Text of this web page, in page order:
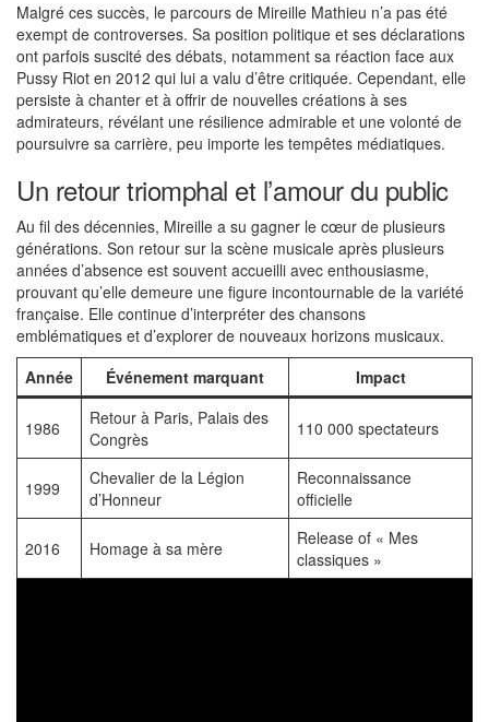
Malgré ces succès, le parcours de Mireille Mathieu n’a pas été
exempt de controverses. Sa position politique et ses déclarations
ont parfois suscité des débats, notamment sa réaction face aux
Pussy Riot en 2012 qui lui a valu d’être critiquée. Cependant, elle
persiste à chanter et à offrir de nouvelles créations à ses
admirateurs, révélant une résilience admirable et une volonté de
poursuivre sa carrière, peu importe les tempêtes médiatiques.
Un retour triomphal et l’amour du public
Au fil des décennies, Mireille a su gagner le cœur de plusieurs
générations. Son retour sur la scène musicale après plusieurs
années d’absence est souvent accueilli avec enthousiasme,
prouvant qu’elle demeure une figure incontournable de la variété
française. Elle continue d’interpréter des chansons
emblématiques et d’explorer de nouveaux horizons musicaux.
Année
Événement marquant Impact
1986
Retour à Paris, Palais des
Congrès
110 000 spectateurs
1999
Chevalier de la Légion
d’Honneur
Reconnaissance
officielle
2016 Homage à sa mère
Release of « Mes
classiques »